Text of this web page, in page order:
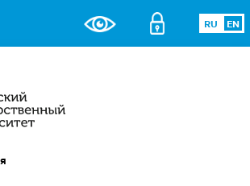
RU EN